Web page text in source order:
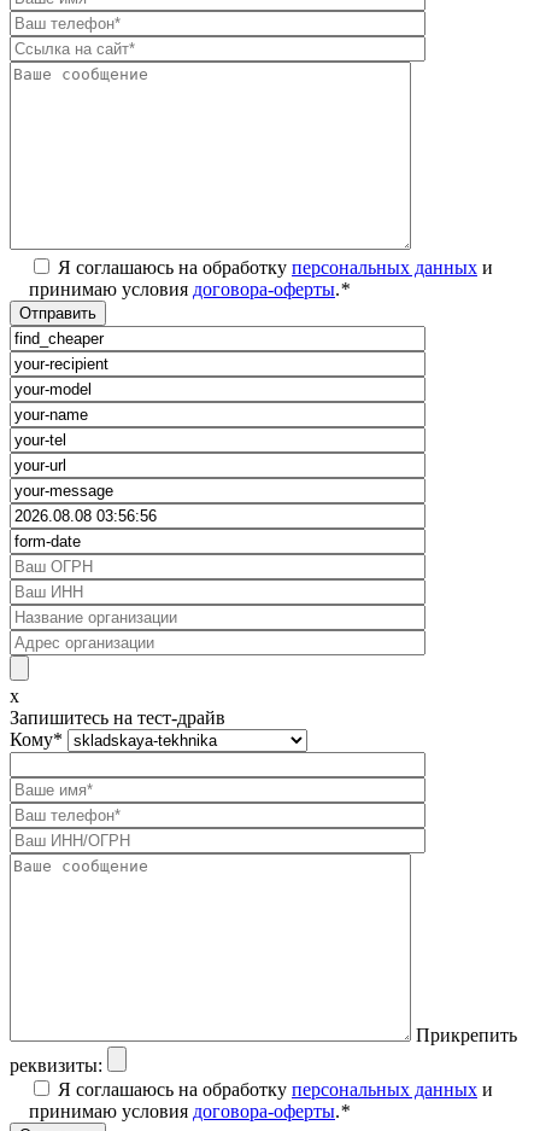
Я соглашаюсь на обработку персональных данных и
принимаю условия договора-оферты.*
x
Запишитесь на тест-драйв
Кому*
Прикрепить
реквизиты:
Я соглашаюсь на обработку персональных данных и
принимаю условия договора-оферты.*